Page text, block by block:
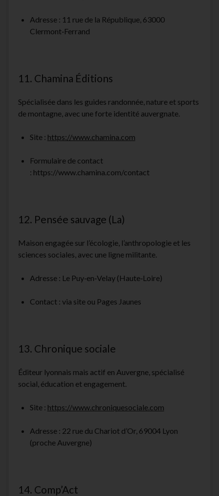
Adresse : 11 rue de la République, 63000
Clermont‑Ferrand
11. Chamina Éditions
Spécialisée dans les guides randonnée, nature et sports
de montagne, avec une forte identité auvergnate.
Site : https://www.chamina.com
Formulaire de contact
: https://www.chamina.com/contact
12. Pensée sauvage (La)
Maison engagée sur l’écologie, l’anthropologie et les
sciences sociales, avec une ligne militante.
Adresse : Le Puy‑en‑Velay (Haute‑Loire)
Contact : via site ou Pages Jaunes
13. Chronique sociale
Éditeur lyonnais mais actif en Auvergne, spécialisé
social, éducation et engagement.
Site : https://www.chroniquesociale.com
Adresse : 22 rue du Chariot d’Or, 69004 Lyon
(proche Auvergne)
14. Comp’Act